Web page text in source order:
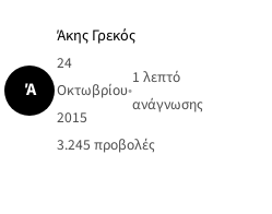
Ά
Άκης Γρεκός
24
Οκτωβρίου
2015
•
1 λεπτό
ανάγνωσης
3.245 προβολές